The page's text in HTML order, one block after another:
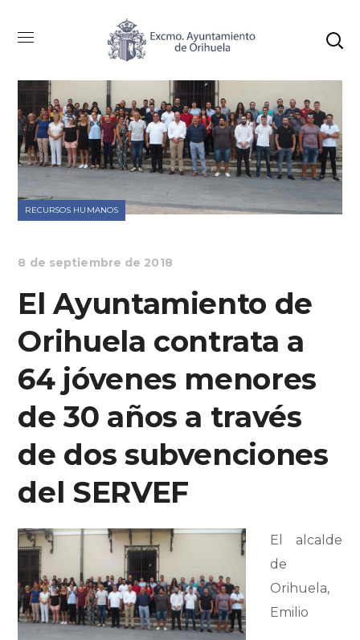
RECURSOS HUMANOS
8 de septiembre de 2018
El Ayuntamiento de
Orihuela contrata a
64 jóvenes menores
de 30 años a través
de dos subvenciones
del SERVEF
El alcalde
de
Orihuela,
Emilio